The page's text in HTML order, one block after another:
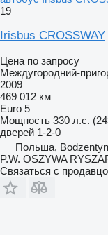
19
Irisbus CROSSWAY
Цена по запросу
Междугородний-
2009
469 012 км
Euro 5
Мощность 330 л.с.
дверей 1-2-0
Польша, Bodzentyn
P.W. OSZYWA
Связаться с